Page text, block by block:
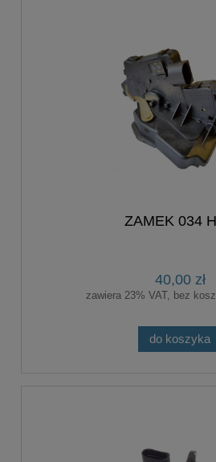
ZAMEK 034
40,00 zł
zawiera 23% VAT, bez
do koszyka